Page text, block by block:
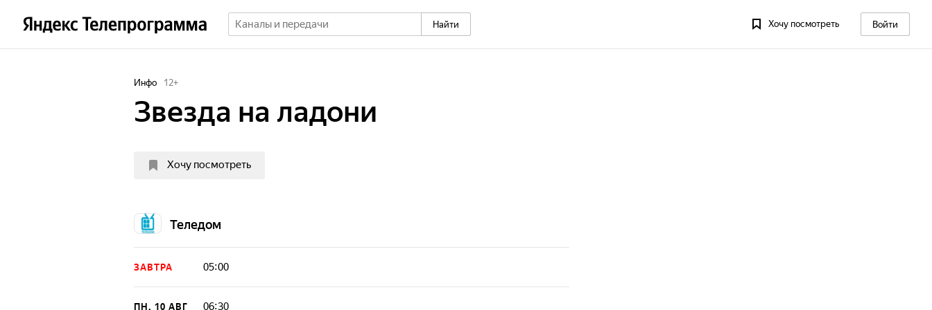
Найти Хочу посмотреть Войти
Инфо 12+
Звезда на ладони
Хочу посмотреть
Теледом
ЗАВТРА 05:00
ПН, 10 АВГ 06:30